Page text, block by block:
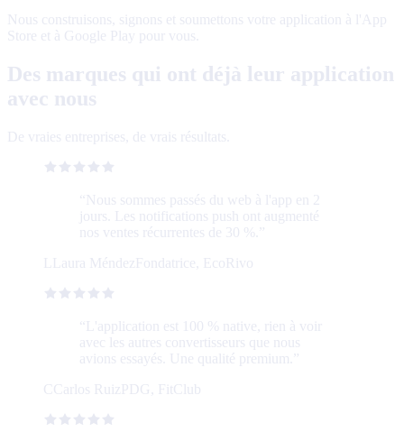
Nous construisons, signons et soumettons votre application à l'App
Store et à Google Play pour vous.
Des marques qui ont déjà leur application
avec nous
De vraies entreprises, de vrais résultats.
“ Nous sommes passés du web à l'app en 2
jours. Les notifications push ont augmenté
nos ventes récurrentes de 30 %.
”
L Laura MéndezFondatrice, EcoRivo
“ L'application est 100 % native, rien à voir
avec les autres convertisseurs que nous
avions essayés. Une qualité premium. ”
C Carlos RuizPDG, FitClub